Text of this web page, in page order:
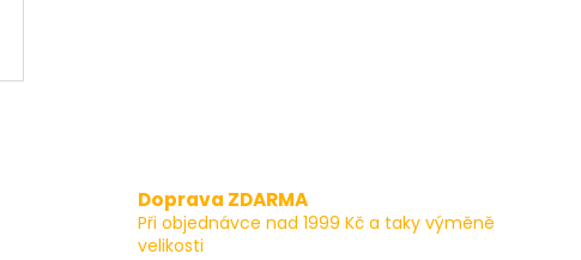
Doprava ZDARMA
Při objednávce nad 1999 Kč a taky výměně
velikosti